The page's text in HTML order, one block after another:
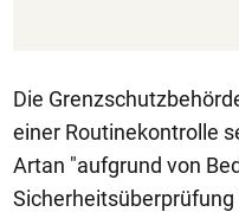
Die
einer Routinekontrolle
Artan "aufgrund von